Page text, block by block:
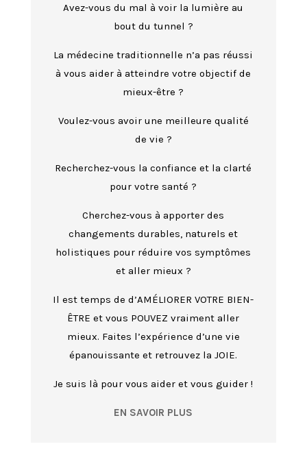
Avez-vous du mal à voir la lumière au
bout du tunnel ?
La médecine traditionnelle n’a pas réussi
à vous aider à atteindre votre objectif de
mieux-être ?
Voulez-vous avoir une meilleure qualité
de vie ?
Recherchez-vous la confiance et la clarté
pour votre santé ?
Cherchez-vous à apporter des
changements durables, naturels et
holistiques pour réduire vos symptômes
et aller mieux ?
Il est temps de d’AMÉLIORER VOTRE BIEN-
ÊTRE et vous POUVEZ vraiment aller
mieux. Faites l’expérience d’une vie
épanouissante et retrouvez la JOIE.
Je suis là pour vous aider et vous guider !
EN SAVOIR PLUS